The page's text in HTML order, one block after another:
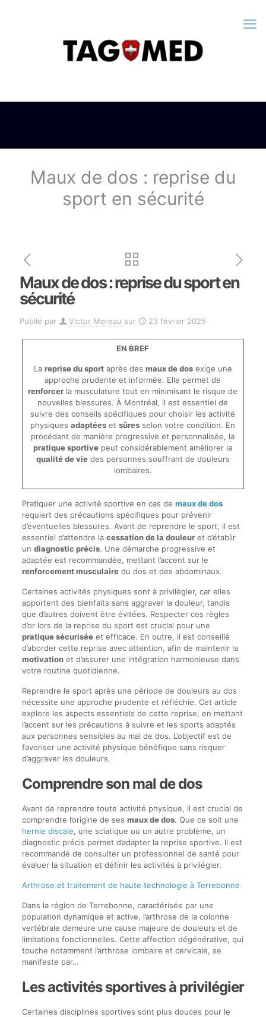
Maux de dos : reprise du
sport en sécurité
Maux de dos : reprise du sport en
sécurité
Publié par Victor Moreau sur 23 février 2025
EN BREF
La reprise du sportaprès des maux de dosexige une
approche prudente et informée. Elle permet de
renforcer la musculature tout en minimisant le risque de
nouvelles blessures. À Montréal, il est essentiel de
suivre des conseils spécifiques pour choisir les activité
physiquesadaptées etsûres selon votre condition. En
procédant de manière progressive et personnalisée, la
pratique sportive peut considérablement améliorer la
qualité de viedes personnes souffrant de douleurs
lombaires.
Pratiquer une activité sportive en cas de maux de dos
requiert des précautions spécifiques pour prévenir
d’éventuelles blessures. Avant de reprendre le sport, il est
essentiel d’attendre la cessation de la douleuret d’établir
un diagnostic précis. Une démarche progressive et
adaptée est recommandée, mettant l’accent sur le
renforcement musculairedu dos et des abdominaux.
Certaines activités physiques sont à privilégier, car elles
apportent des bienfaits sans aggraver la douleur, tandis
que d’autres doivent être évitées. Respecter ces règles
d’or lors de la reprise du sport est crucial pour une
pratique sécuriséeet efficace. En outre, il est conseillé
d’aborder cette reprise avec attention, afin de maintenir la
motivationet d’assurer une intégration harmonieuse dans
votre routine quotidienne.
Reprendre le sport après une période de douleurs au dos
nécessite une approche prudente et réfléchie. Cet article
explore les aspects essentiels de cette reprise, en mettant
l’accent sur les précautions à suivre et les sports adaptés
aux personnes sensibles au mal de dos. L’objectif est de
favoriser une activité physique bénéfique sans risquer
d’aggraver les douleurs.
Comprendre son mal de dos
Avant de reprendre toute activité physique, il est crucial de
comprendre l’origine de ses maux de dos. Que ce soit une
hernie discale, une sciatique ou un autre problème, un
diagnostic précis permet d’adapter la reprise sportive. Il est
recommandé de consulter un professionnel de santé pour
évaluer la situation et définir les activités à privilégier.
Arthrose et traitement de haute technologie à Terrebonne
Dans la région de Terrebonne, caractérisée par une
population dynamique et active, l’arthrose de la colonne
vertébrale demeure une cause majeure de douleurs et de
limitations fonctionnelles. Cette affection dégénérative, qui
touche notamment l’arthrose lombaire et cervicale, se
manifeste par…
Les activités sportives à privilégier
Certaines disciplines sportives sont plus douces pour le